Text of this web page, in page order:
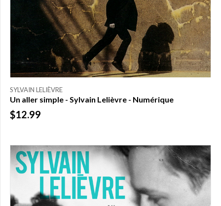
SYLVAIN LELIÈVRE
Un aller simple - Sylvain Lelièvre - Numérique
$12.99